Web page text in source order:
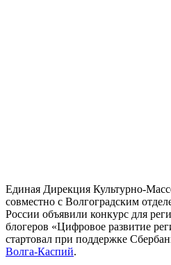
Единая Дирекция Культурно-
совместно с Волгоградским
России объявили конкурс для
блогеров «Цифровое развитие
стартовал при поддержке
Волга-Каспий.